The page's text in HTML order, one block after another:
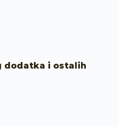
dodatka i ostalih